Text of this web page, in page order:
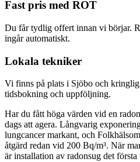
Fast pris med ROT
Du får tydlig offert innan vi börjar.
ingår automatiskt.
Lokala tekniker
Vi finns på plats i Sjöbo och
tidsbokning och uppföljning.
Har du fått höga värden vid en
dags att agera. Långvarig
lungcancer markant, och
åtgärd redan vid 200 Bq/m³. När
är installation av radonsug det första